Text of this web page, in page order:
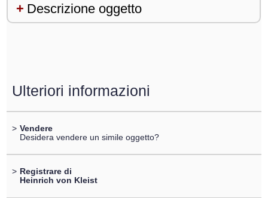
Descrizione oggetto
Ulteriori informazioni
> Vendere
Desidera vendere un simile oggetto?
> Registrare di
Heinrich von Kleist